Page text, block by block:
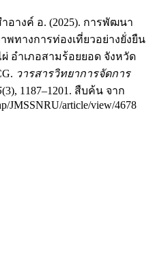
อางค์ อ. (2025). การพัฒนา
ทางการท่องเที่ยวอย่างยั่งยืน
อำเภอสามร้อยยอด จังหวัด
วารสารวิทยาการจัดการ
(3), 1187–1201. สืบค้น จาก
JMSSNRU/article/view/4678